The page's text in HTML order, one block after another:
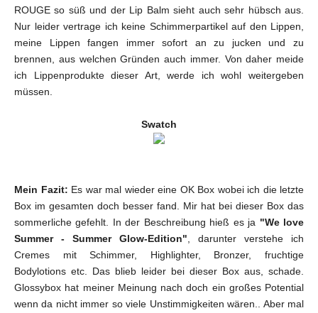
ROUGE so süß und der Lip Balm sieht auch sehr hübsch aus.
Nur leider vertrage ich keine Schimmerpartikel auf den Lippen,
meine Lippen fangen immer sofort an zu jucken und zu
brennen, aus welchen Gründen auch immer. Von daher meide
ich Lippenprodukte dieser Art, werde ich wohl weitergeben
müssen.
Swatch
Mein Fazit: Es war mal wieder eine OK Box wobei ich die letzte
Box im gesamten doch besser fand. Mir hat bei dieser Box das
sommerliche gefehlt. In der Beschreibung hieß es ja "We love
Summer - Summer Glow-Edition" , darunter verstehe ich
Cremes mit Schimmer, Highlighter, Bronzer, fruchtige
Bodylotions etc. Das blieb leider bei dieser Box aus, schade.
Glossybox hat meiner Meinung nach doch ein großes Potential
wenn da nicht immer so viele Unstimmigkeiten wären.. Aber mal